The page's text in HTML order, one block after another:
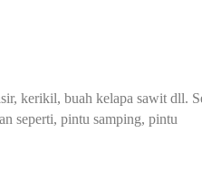
kerikil, buah kelapa sawit dll.
seperti, pintu samping, pintu